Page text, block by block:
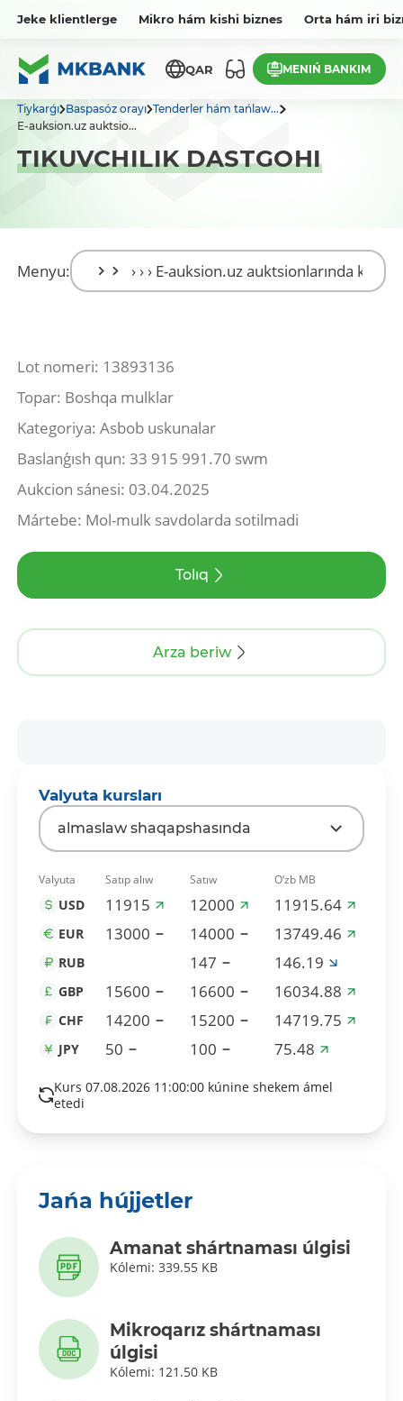
Jeke klientlerge Mikro hám kishi biznes Orta hám iri
QAR MENIŃ BANKIM
Tiykarǵı Baspasóz orayı Tenderler hám tańlaw...
E-auksion.uz auktsio...
TIKUVCHILIK DASTGOHI
Menyu:
Lot nomeri: 13893136
Topar: Boshqa mulklar
Kategoriya: Asbob uskunalar
Baslanǵısh qun: 33 915 991.70 swm
Aukcion sánesi: 03.04.2025
Mártebe: Mol-mulk savdolarda sotilmadi
Tolıq
Arza beriw
Valyuta kursları
almaslaw shaqapshasında
Valyuta Satıp alıw Satıw O‘zb MB
USD 11915 12000 11915.64
EUR 13000 14000 13749.46
RUB 147 146.19
GBP 15600 16600 16034.88
CHF 14200 15200 14719.75
JPY 50 100 75.48
Kurs 07.08.2026 11:00:00 kúnine shekem ámel
etedi
Jańa hújjetler
Amanat shártnaması úlgisi
Kólemi: 339.55 KB
Mikroqarız shártnaması
úlgisi
Kólemi: 121.50 KB